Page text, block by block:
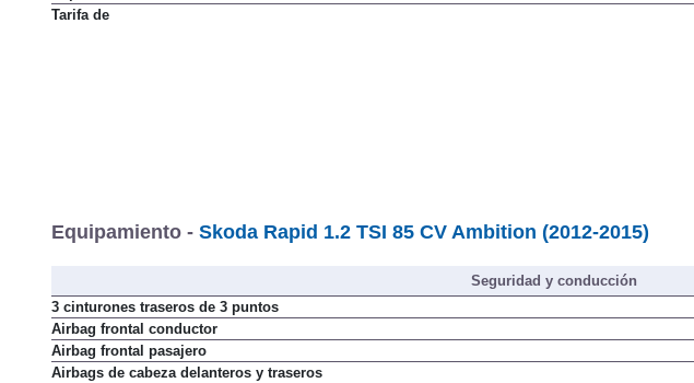
Impuesto de matriculación
Equipamiento - Skoda Rapid 1.2 TSI 85 CV Ambition (2012-2015)
Seguridad y conducción
3 cinturones traseros de 3 puntos
Airbag frontal conductor
Airbag frontal pasajero